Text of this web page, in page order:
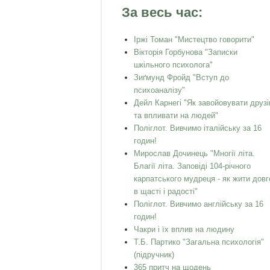
За весь час:
Іржі Томан "Мистецтво говорити"
Вікторія Горбунова "Записки
шкільного психолога"
Зиґмунд Фройд "Вступ до
психоаналізу"
Дейл Карнегі "Як завойовувати
та впливати на людей"
Поліглот. Вивчимо італійську за 16
годин!
Мирослав Дочинець "Многії літа.
Благії літа. Заповіді 104-річного
карпатського мудреця - як жити
в щасті і радості"
Поліглот. Вивчимо англійську за 16
годин!
Чакри і їх вплив на людину
Т.Б. Партико "Загальна психологія"
(підручник)
365 притч на щодень